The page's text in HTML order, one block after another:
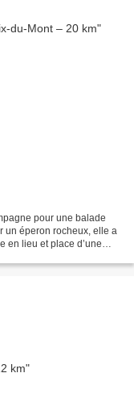
pour une balade
un éperon rocheux, elle a
en lieu et place d’une